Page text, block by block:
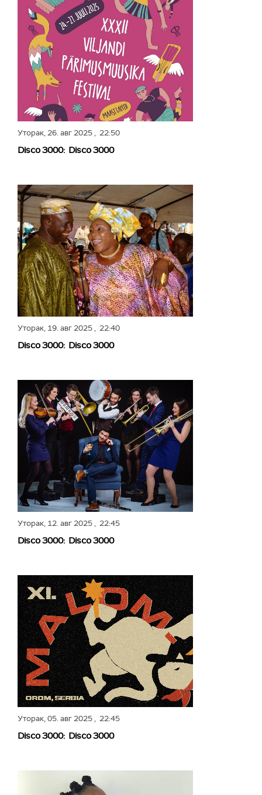
Уторак,26. авг 2025, 22:50
Disco 3000: Disco 3000
Уторак, 19. авг 2025, 22:40
Disco 3000: Disco 3000
Уторак, 12. авг 2025, 22:45
Disco 3000: Disco 3000
Уторак,05. авг 2025, 22:45
Disco 3000: Disco 3000